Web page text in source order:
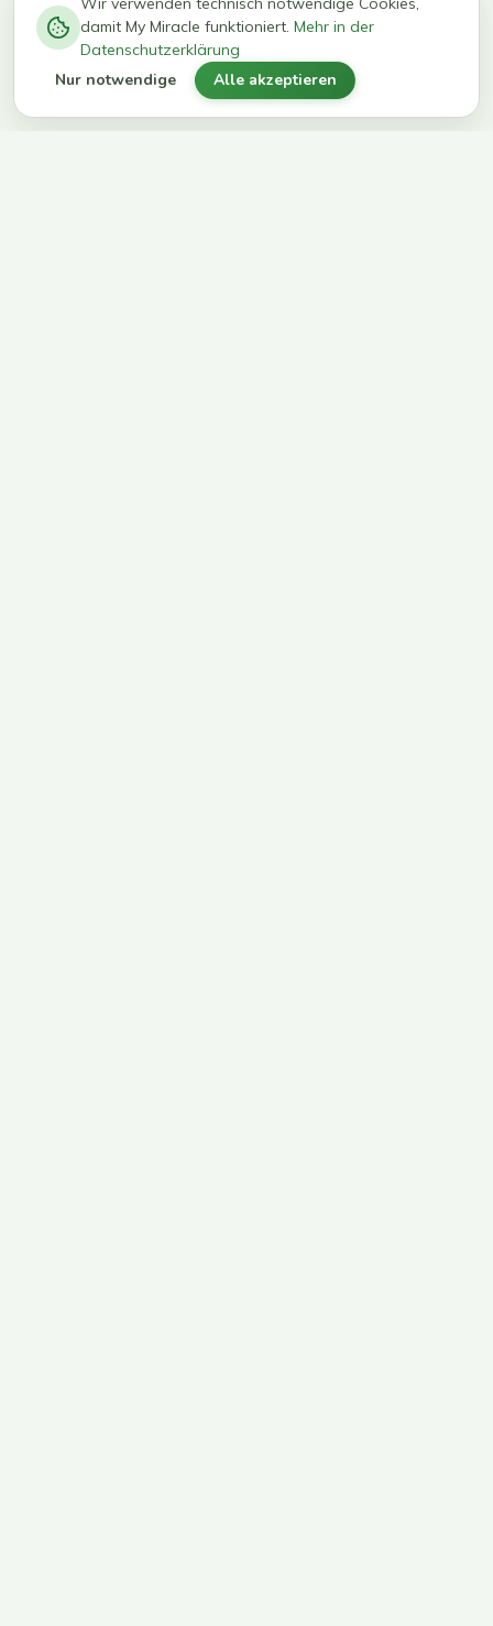
kg in 12
Wochen
erreichen
ihr Ziel
damit My Miracle funktioniert. Mehr in der
Datenschutzerklärung
Nur notwendige Alle akzeptieren